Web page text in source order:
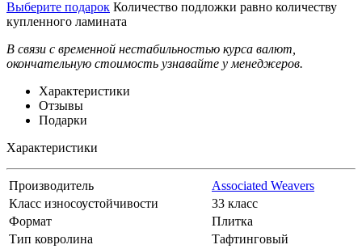
Выберите подарок Количество подложки равно количеству
купленного ламината
В связи с временной нестабильностью курса валют,
окончательную стоимость узнавайте у менеджеров.
Характеристики
Отзывы
Подарки
Характеристики
Производитель
Associated Weavers
Класс износоустойчивости
33 класс
Формат
Плитка
Тип ковролина
Тафтинговый